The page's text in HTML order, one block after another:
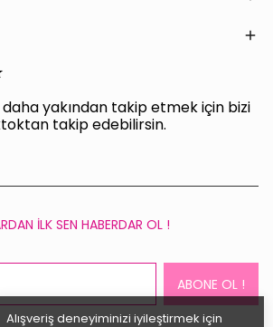
Alışveriş deneyiminizi iyileştirmek için
daha yakından takip etmek için bizi
takip edebilirsin.
İLK SEN HABERDAR OL !
ABONE OL !